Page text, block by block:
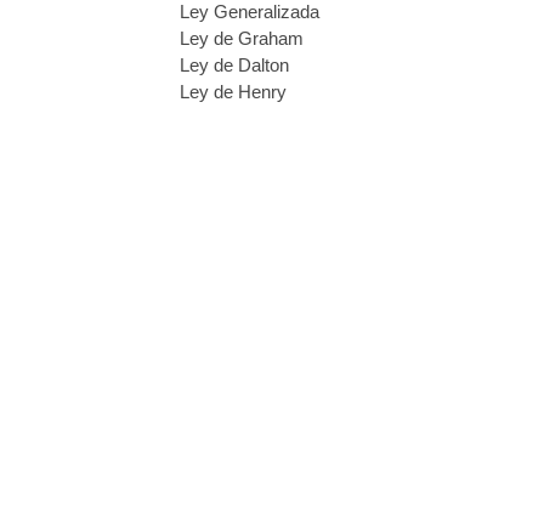
Ley Generalizada
Ley de Graham
Ley de Dalton
Ley de Henry